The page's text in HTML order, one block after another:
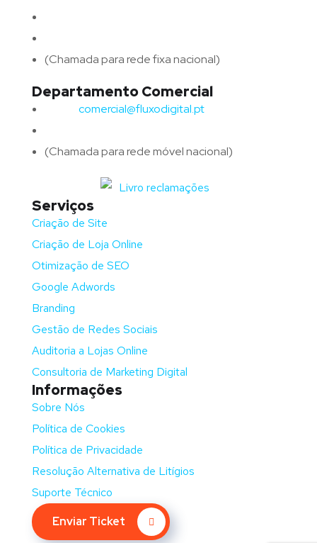
(Chamada para rede fixa nacional)
Departamento Comercial
comercial@fluxodigital.pt
(Chamada para rede móvel nacional)
Serviços
Criação de Site
Criação de Loja Online
Otimização de SEO
Google Adwords
Branding
Gestão de Redes Sociais
Auditoria a Lojas Online
Consultoria de Marketing Digital
Informações
Sobre Nós
Política de Cookies
Política de Privacidade
Resolução Alternativa de Litígios
Suporte Técnico
Enviar Ticket